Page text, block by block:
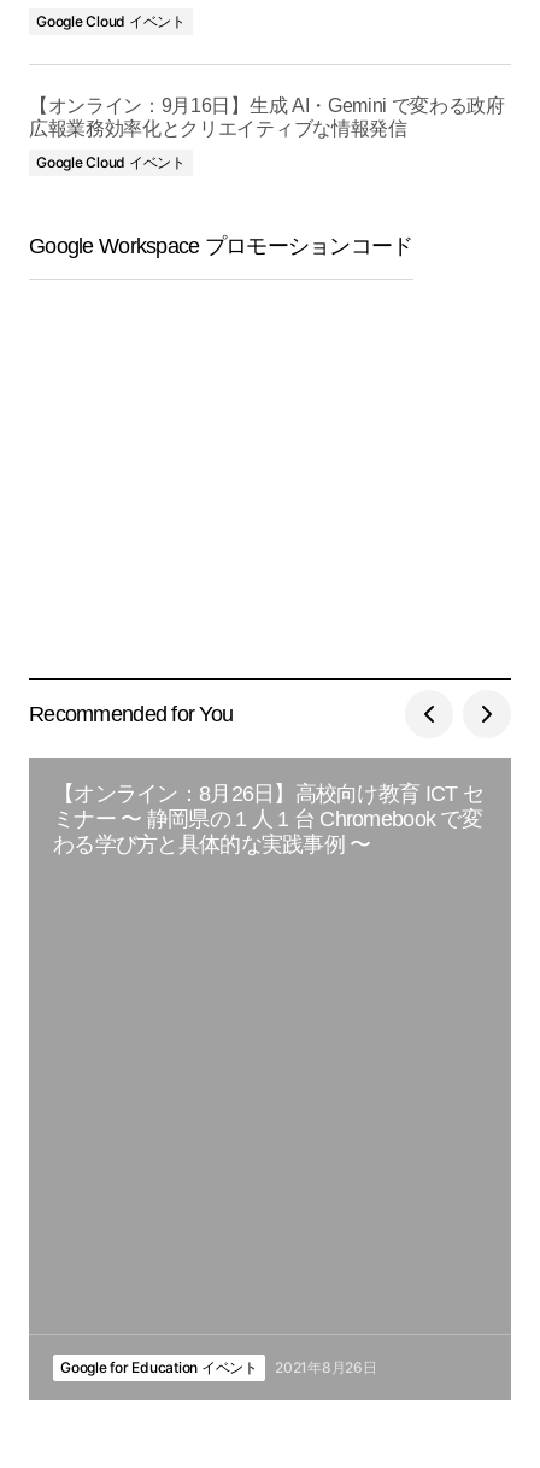
Google Cloud イベント
【オンライン：9月16日】生成 AI・Gemini で変わる政府
広報業務効率化とクリエイティブな情報発信
Google Cloud イベント
Google Workspace プロモーションコード
Recommended for You
【オンライン：8月26日】高校向け教育 ICT セ
ミナー 〜 静岡県の 1 人 1 台 Chromebook で変
わる学び方と具体的な実践事例 〜
Google for Education イベント 2021年8月26日